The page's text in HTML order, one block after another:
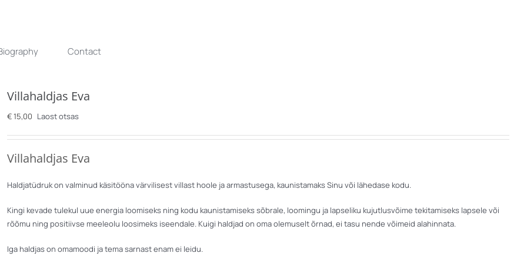
Contact
Villahaldjas Eva
€15,00 Laost otsas
Villahaldjas Eva
Haldjatüdruk on valminud käsitööna värvilisest villast hoole ja armastusega, kaunistamaks Sinu või lähedase kodu.
Kingi kevade tulekul uue energia loomiseks ning kodu kaunistamiseks sõbrale, loomingu ja lapseliku kujutlusvõime tekitamiseks lapsele või
rõõmu ning positiivse meeleolu loosimeks iseendale. Kuigi haldjad on oma olemuselt õrnad, ei tasu nende võimeid alahinnata.
Iga haldjas on omamoodi ja tema sarnast enam ei leidu.